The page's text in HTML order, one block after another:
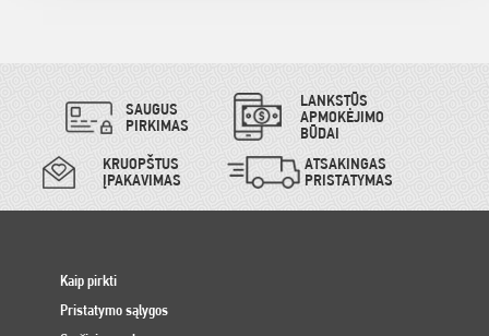
SAUGUS
PIRKIMAS
LANKSTŪS
APMOKĖJIMO
BŪDAI
KRUOPŠTUS
ĮPAKAVIMAS
ATSAKINGAS
PRISTATYMAS
Kaip pirkti
Pristatymo sąlygos